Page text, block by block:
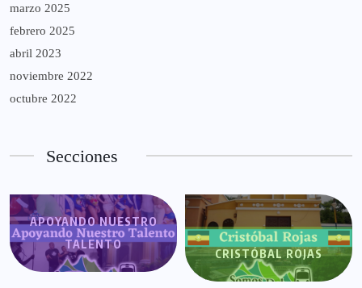
marzo 2025
febrero 2025
abril 2023
noviembre 2022
octubre 2022
Secciones
APOYANDO NUESTRO
TALENTO
CRISTÓBAL ROJAS